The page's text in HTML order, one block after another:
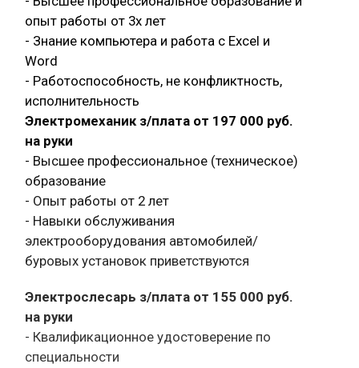
опыт работы от 3х лет
- Знание компьютера и работа с Exсel и
Word
- Работоспособность, не конфликтность,
исполнительность
Электромеханик з/плата от 197 000 руб.
на руки
- Высшее профессиональное (техническое)
образование
- Опыт работы от 2 лет
- Навыки обслуживания
электрооборудования автомобилей/
буровых установок приветствуются
Электрослесарь з/плата от 155 000 руб.
на руки
- Квалификационное удостоверение по
специальности